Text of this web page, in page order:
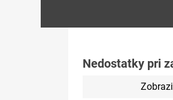
Nedostatky pri